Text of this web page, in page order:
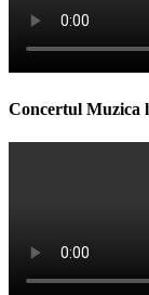
Concertul Muzica